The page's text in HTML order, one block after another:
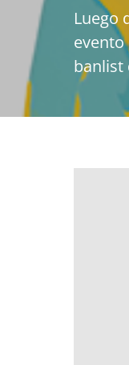
Luego
banlist